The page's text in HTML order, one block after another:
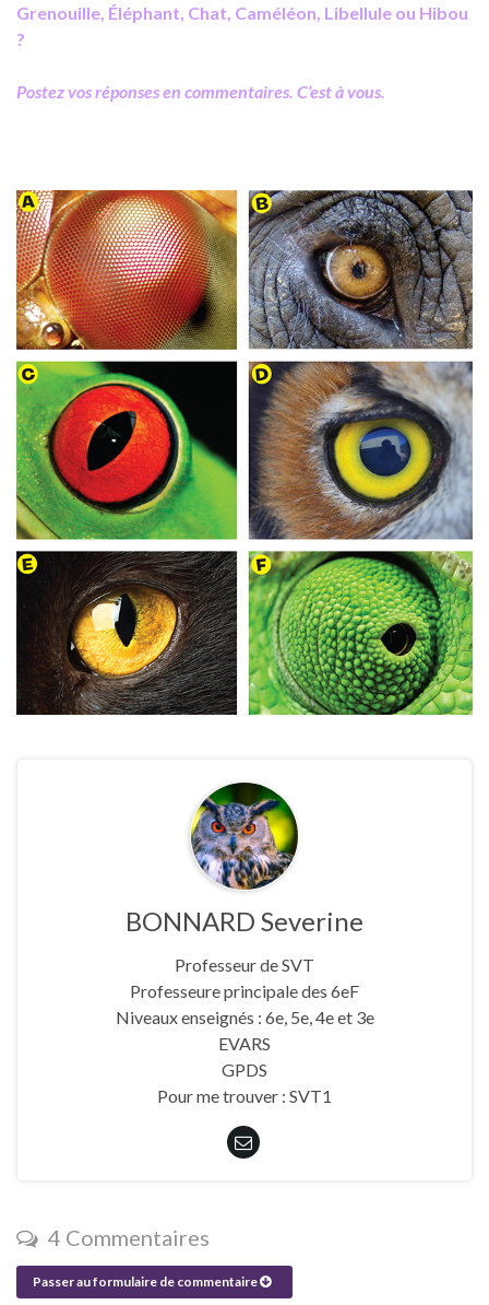
Grenouille, Éléphant, Chat, Caméléon, Libellule ou Hibou
?
Postez vos réponses en commentaires. C’est à vous.
BONNARD Severine
Professeur de SVT
Professeure principale des 6eF
Niveaux enseignés : 6e, 5e, 4e et 3e
EVARS
GPDS
Pour me trouver : SVT1
4 Commentaires
Passer au formulaire de commentaire